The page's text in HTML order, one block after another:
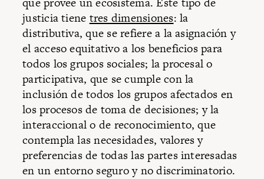
justicia tiene tres dimensiones: la
distributiva, que se refiere a la asignación y
el acceso equitativo a los beneficios para
todos los grupos sociales; la procesal o
participativa, que se cumple con la
inclusión de todos los grupos afectados en
los procesos de toma de decisiones; y la
interaccional o de reconocimiento, que
contempla las necesidades, valores y
preferencias de todas las partes interesadas
en un entorno seguro y no discriminatorio.